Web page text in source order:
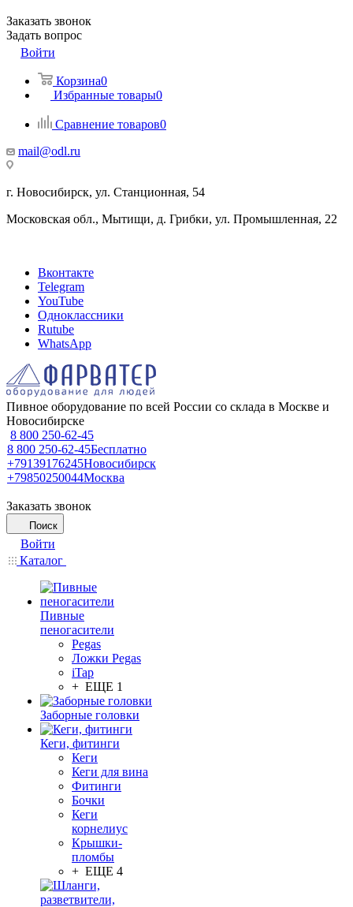
Заказать звонок
Задать вопрос
Войти
Корзина0
Избранные товары0
Сравнение товаров0
mail@odl.ru
г. Новосибирск, ул. Станционная, 54
Московская обл., Мытищи, д. Грибки, ул. Промышленная, 22
Вконтакте
Telegram
YouTube
Одноклассники
Rutube
WhatsApp
Пивное оборудование по всей России со склада в Москве и
Новосибирске
8 800 250-62-45
8 800 250-62-45Бесплатно
+79139176245Новосибирск
+79850250044Москва
Заказать звонок
Поиск
Войти
Каталог
Пивные
пеногасители
Pegas
Ложки Pegas
iTap
+ ЕЩЕ 1
Заборные головки
Кеги, фитинги
Кеги
Кеги для вина
Фитинги
Бочки
Кеги
корнелиус
Крышки-
пломбы
+ ЕЩЕ 4